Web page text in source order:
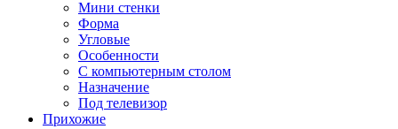
Мини стенки
Форма
Угловые
Особенности
С компьютерным столом
Назначение
Под телевизор
Прихожие